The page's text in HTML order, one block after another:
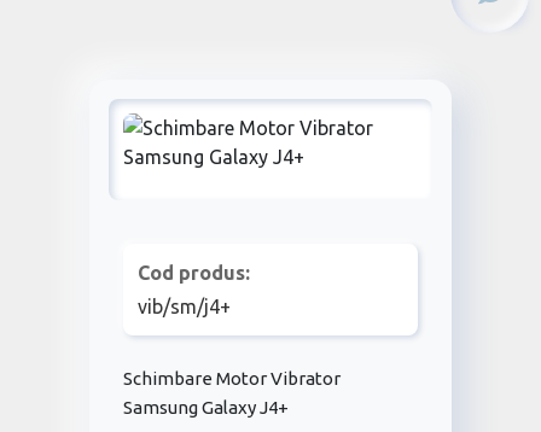
Cod produs:
vib/sm/j4+
Schimbare Motor Vibrator
Samsung Galaxy J4+